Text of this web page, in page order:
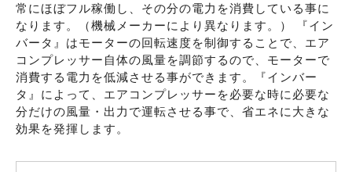
常にほぼフル稼働し、その分の電力を消費している事に
なります。（機械メーカーにより異なります。） 『イン
バータ』はモーターの回転速度を制御することで、エア
コンプレッサー自体の風量を調節するので、モーターで
消費する電力を低減させる事ができます。『インバー
タ』によって、エアコンプレッサーを必要な時に必要な
分だけの風量・出力で運転させる事で、省エネに大きな
効果を発揮します。